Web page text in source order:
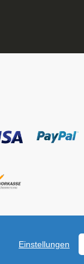
Einstellungen